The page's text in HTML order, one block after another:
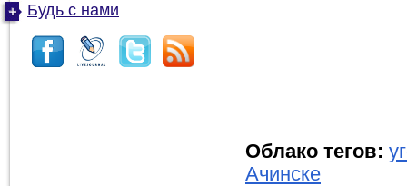
Будь с нами
Облако тегов:
Ачинске